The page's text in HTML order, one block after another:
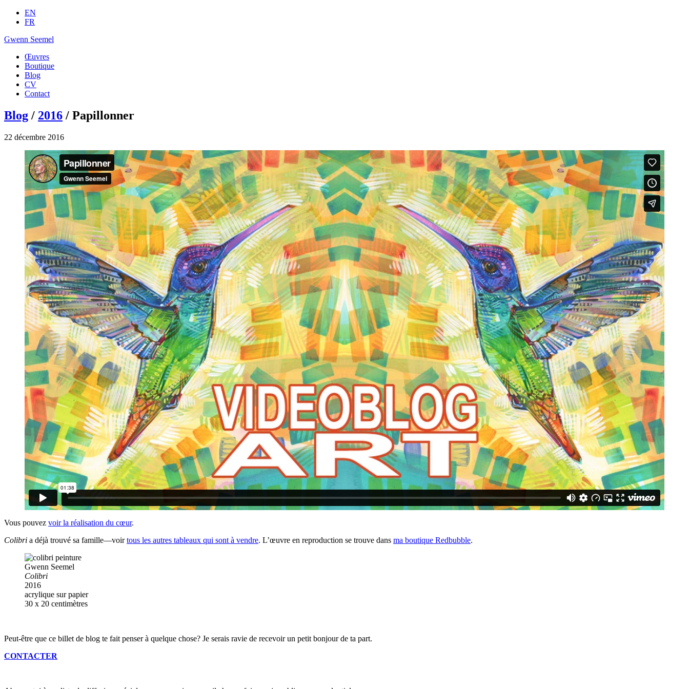
EN
FR
Gwenn Seemel
Œuvres
Boutique
Blog
CV
Contact
Blog / 2016 / Papillonner
22 décembre 2016
Vous pouvez voir la réalisation du cœur.
Colibri a déjà trouvé sa famille—voirtous les autres tableaux qui sont à vendre. L’œuvre en reproduction se trouve dans ma boutique Redbubble.
Gwenn Seemel
Colibri
2016
acrylique sur papier
30 x 20 centimètres
Peut-être que ce billet de blog te fait penser à quelque chose? Je serais ravie de recevoir un petit bonjour de ta part.
CONTACTER